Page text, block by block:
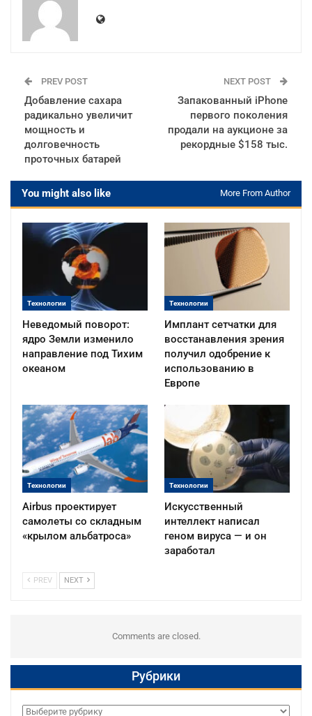
PREV POST
Добавление сахара
радикально увеличит
мощность и
долговечность
проточных батарей
NEXT POST
Запакованный iPhone
первого поколения
продали на аукционе за
рекордные $158 тыс.
You might also like More From Author
Технологии
Неведомый поворот:
ядро Земли изменило
направление под Тихим
океаном
Технологии
Имплант сетчатки для
восстанавления зрения
получил одобрение к
использованию в
Европе
Технологии
Airbus проектирует
самолеты со складным
«крылом альбатроса»
Технологии
Искусственный
интеллект написал
геном вируса — и он
заработал
PREV NEXT
Comments are closed.
Рубрики
Рубрики